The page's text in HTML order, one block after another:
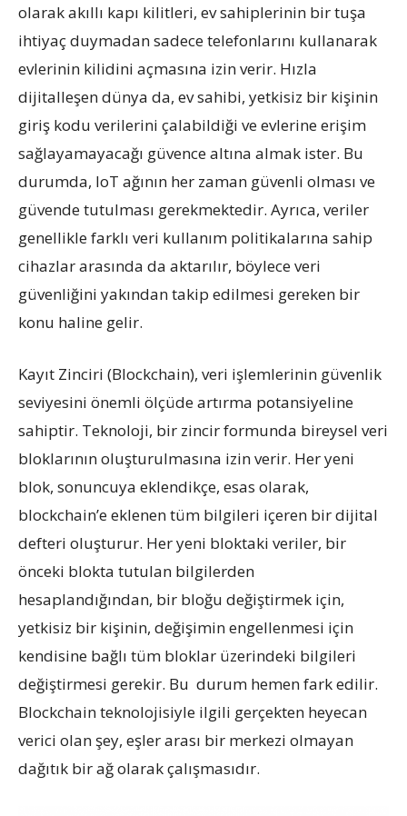
olarakakıllı kapı kilitleri, ev sahiplerinin bir tuşa
ihtiyaç duymadan sadece telefonlarını kullanarak
evlerinin kilidini açmasına izin verir. Hızla
dijitalleşen dünya da, ev sahibi, yetkisiz bir kişinin
giriş kodu verilerini çalabildiği ve evlerine erişim
sağlayamayacağı güvence altına almak ister. Bu
durumda, IoT ağının her zaman güvenli olması ve
güvende tutulması gerekmektedir. Ayrıca, veriler
genellikle farklı veri kullanım politikalarına sahip
cihazlar arasında da aktarılır, böylece veri
güvenliğini yakından takip edilmesi gereken bir
konu haline gelir.
Kayıt Zinciri (Blockchain), veri işlemlerinin güvenlik
seviyesini önemli ölçüde artırma potansiyeline
sahiptir. Teknoloji, bir zincir formunda bireysel veri
bloklarının oluşturulmasına izin verir. Her yeni
blok, sonuncuya eklendikçe, esas olarak,
blockchain’e eklenen tüm bilgileri içeren bir dijital
defteri oluşturur. Her yeni bloktaki veriler, bir
önceki blokta tutulan bilgilerden
hesaplandığından, bir bloğu değiştirmek için,
yetkisiz bir kişinin, değişimin engellenmesi için
kendisine bağlı tüm bloklar üzerindeki bilgileri
değiştirmesi gerekir. Bu durum hemen fark edilir.
Blockchain teknolojisiyle ilgili gerçekten heyecan
verici olan şey, eşler arası bir merkezi olmayan
dağıtık bir ağ olarak çalışmasıdır.